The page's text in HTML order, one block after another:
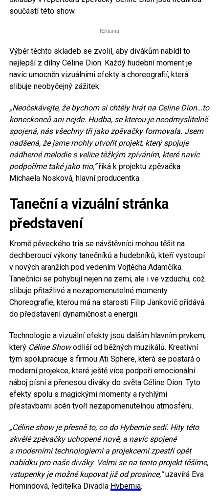
součástí této show.
Reklama
Výběr těchto skladeb se zvolil, aby divákům nabídl to
nejlepší z dílny Céline Dion. Každý hudební moment je
navíc umocněn vizuálními efekty a choreografií, která
slibuje neobyčejný zážitek.
„Neočekávejte, že bychom si chtěly hrát na Celine Dion…to
koneckonců ani nejde. Hudba, se kterou je neodmyslitelně
spojená, nás všechny tři jako zpěvačky formovala. Jsem
nadšená, že jsme mohly utvořit projekt, který spojuje
nádherné melodie s velice těžkým zpíváním, které navíc
podpoříme také jako trio,“říká k projektu zpěvačka
Michaela Nosková, hlavní producentka.
Taneční a vizuální stránka
představení
Kromě pěveckého tria se návštěvníci mohou těšit na
dechberoucí výkony tanečníků a hudebníků, kteří vystoupí
v nových aranžích pod vedením Vojtěcha Adamčíka.
Tanečníci se pohybují nejen na zemi, ale i ve vzduchu, což
slibuje přitažlivé a nezapomenutelné momenty.
Choreografie, kterou má na starosti Filip Jankovič přidává
do představení dynamičnost a energii.
Technologie a vizuální efekty jsou dalším hlavním prvkem,
který Céline Showodliší od běžných muzikálů. Kreativní
tým spolupracuje s firmou Ati Sphere, která se postará o
moderní projekce, které ještě více podpoří emocionální
náboj písní a přenesou diváky do světa Céline Dion. Tyto
efekty spolu s magickými momenty a rychlými
přestavbami scén tvoří nezapomenutelnou atmosféru.
„Céline show je přesně to, co do Hybernie sedí. Hity této
skvělé zpěvačky uchopené nově, a navíc spojené
s moderními technologiemi a projekcemi zpestří opět
nabídku pro naše diváky. Velmi se na tento projekt těšíme,
vstupenky je možné kupovat již od prosince,“uzavírá Eva
Homindová, ředitelka Divadla Hybernia.